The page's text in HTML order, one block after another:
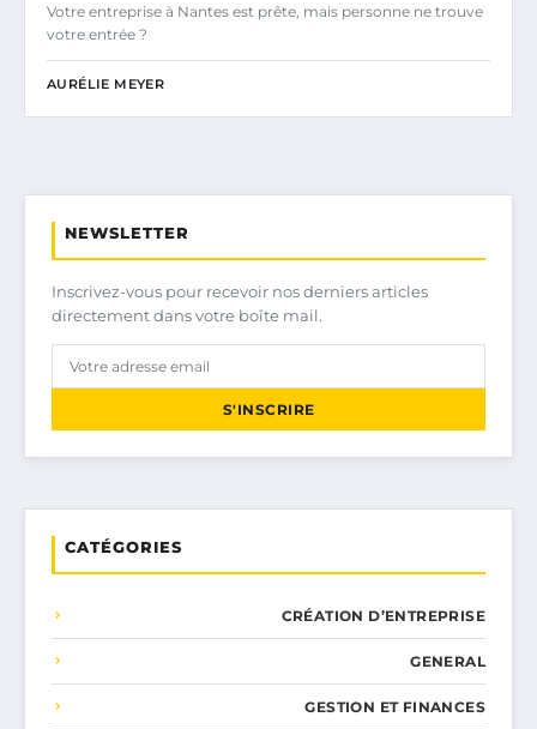
Votre entreprise à Nantes est prête, mais personne ne trouve
votre entrée ?
AURÉLIE MEYER
NEWSLETTER
Inscrivez-vous pour recevoir nos derniers articles
directement dans votre boîte mail.
S'INSCRIRE
CATÉGORIES
CRÉATION D’ENTREPRISE
GENERAL
GESTION ET FINANCES